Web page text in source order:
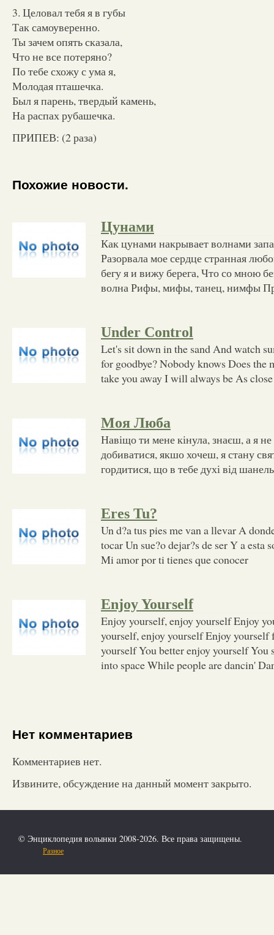
3. Целовал тебя я в губы
Так самоуверенно.
Ты зачем опять сказала,
Что не все потеряно?
По тебе схожу с ума я,
Молодая пташечка.
Был я парень, твердый камень,
На распах рубашечка.
ПРИПЕВ: (2 раза)
Похожие новости.
Цунами
Как цунами накрывает волнами
Разорвала мое сердце странная
бегу я и вижу берега, Что со мною
волна Рифы, мифы, танец, нимфы
Under Control
Let's sit down in the sand And watch
for goodbye? Nobody knows Does the
take you away I will always be As
Моя Люба
Навіщо ти мене кінула, знаєш, а я
добиватися, якшо хочеш, я стану
гордитися, що в тебе духі від
Eres Tu?
Un d?a tus pies me van a llevar A
tocar Un sue?o dejar?s de ser Y a esta
Mi amor por ti tienes que conocer
Enjoy Yourself
Enjoy yourself, enjoy yourself Enjoy
yourself, enjoy yourself Enjoy yourself
yourself You better enjoy yourself You
into space While people are dancin'
Нет комментариев
Комментариев нет.
Извините, обсуждение на данный момент закрыто.
© Энциклопедия волынки 2008-2026. Все права защищены.
Разное